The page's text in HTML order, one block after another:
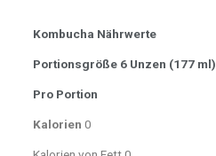
Kombucha Nährwerte
Portionsgröße 6 Unzen (177 ml)
Pro Portion
Kalorien 0